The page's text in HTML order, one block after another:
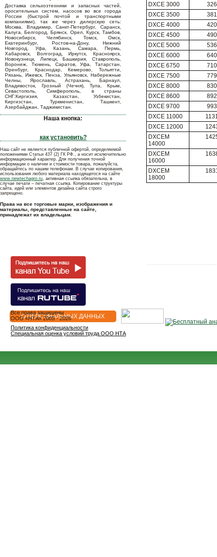
Доставка сельхозтехники и запасных частей,
оросительных систем, насосов во все города
России (быстрой почтой и транспортными
компаниями), так же через дилерскую сеть:
Москва, Владимир, Санкт-Петербург, Саранск,
Калуга, Белгород, Брянск, Орел, Курск, Тамбов,
Новосибирск, Челябинск, Томск, Омск,
Екатеринбург, Ростов-на-Дону, Нижний
Новгород, Уфа, Казань, Самара, Пермь,
Хабаровск, Волгоград, Иркутск, Красноярск,
Новокузнецк, Липецк, Башкирия, Ставрополь,
Воронеж, Тюмень, Саратов, Уфа, Татарстан,
Оренбург, Краснодар, Кемерово, Тольятти,
Рязань, Ижевск, Пенза, Ульяновск, Набережные
Челны, Ярославль, Астрахань, Барнаул,
Владивосток, Грозный (Чечня), Тула, Крым,
Севастополь, Симферополь, в страны
СНГ:Киргизия, Казахстан, Узбекистан,
Киргизстан, Туркменистан, Ташкент,
Азербайджан, Таджикистан.
Наша кнопка:
как установить?
Наш сайт не является публичной офертой, определяемой
положениями Статьи 437 (2) ГК РФ., а носит исключительно
информационный характер. Для получения точной
информации о наличии и стоимости товара, пожалуйста,
обращайтесь по нашим телефонам. В случае копирования,
использования любого материала находящегося на сайте
www.newtechagro.ru, активная ссылка обязательна, в
случае печати – печатная ссылка. Копирование структуры
сайта, идей или элементов дизайна сайта строго
запрещено.
Права на все торговые марки, изображения и
материалы, представленные на сайте,
принадлежат их владельцам.
DXCE 3000
DXCE 3500
DXCE 4000
DXCE 4500
DXCE 5000
DXCE 6000
DXCE 6750
DXCE 7500
DXCE 8000
DXCE 8600
DXCE 9700
DXCE 11000
DXCE 12000
DXCEМ
14000
DXCEМ
16000
DXCEМ
18000
О ПЕРСОНАЛЬНЫХ ДАННЫХ
Все права защищены
OOO «НТА» 2005 - 2026
Политика конфиденциальности
Специальная оценка условий труда ООО НТА